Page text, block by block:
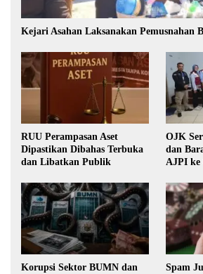
Kejari Asahan Laksanakan Pemusnahan
RUU Perampasan Aset
Dipastikan Dibahas Terbuka
dan Libatkan Publik
OJK
dan
AJPI ke
Korupsi Sektor BUMN dan
Spam